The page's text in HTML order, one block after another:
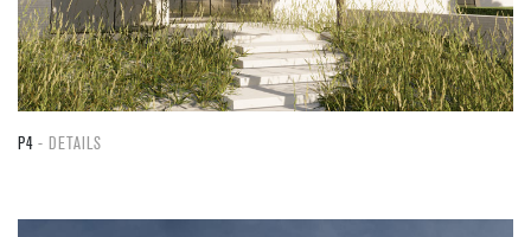
P4 DETAILS